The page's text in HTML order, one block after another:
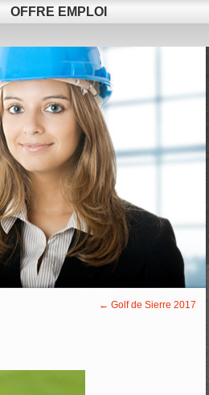
OFFRE EMPLOI
← Golf de Sierre 2017